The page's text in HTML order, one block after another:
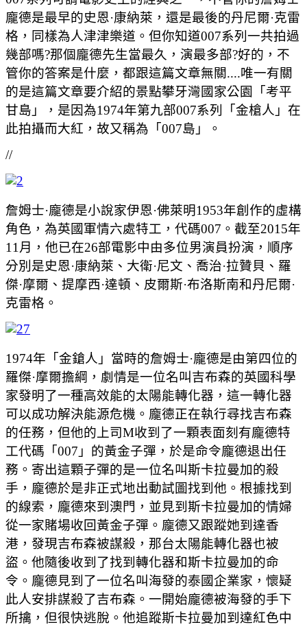
龐德是最早的史恩·康納萊，還是最後的丹尼爾·克雷
格，同樣為人津津樂道。但你知道007系列一共拍過
幾部嗎?那個龐德先生當最久，演最多部?好的，不
管你的答案是什麼，都跟這篇文章無關....唯一有關
的是這篇文章要介紹的景點攀牙灣國家公園「考平
甘島」，是因為1974年第九部007系列「金槍人」在
此拍攝而大紅，故又稱為「007島」。
//
詹姆士·龐德是小說家伊恩·佛萊明1953年創作的虛構
角色，為英國軍情六處特工，代碼007。截至2015年
11月，他已在26部電影中由多位男演員扮演，順序
分別是史恩·康納萊、大衛·尼文、喬治·拉贊貝、羅
傑·摩爾、提摩西·達頓、皮爾斯·布洛斯南和丹尼爾·
克雷格。
1974年「金鎗人」當時的詹姆士·龐德是由第四位的
羅傑·摩爾擔綱，劇情是一位名叫吉布森的英國科學
家發明了一種高效能的太陽能轉化器，這一轉化器
可以成功解決能源危機。龐德正在執行尋找吉布森
的任務，但他的上司M收到了一顆表面刻有龐德特
工代碼「007」的黃金子彈，於是命令龐德退出任
務。寄出這顆子彈的是一位名叫斯卡拉曼加的殺
手，龐德於是非正式地出動試圖找到他。根據找到
的線索，龐德來到澳門，並見到斯卡拉曼加的情婦
從一家賭場收回黃金子彈。龐德又跟蹤她到達香
港，發現吉布森被謀殺，那台太陽能轉化器也被
盜。他隨後收到了找到轉化器和斯卡拉曼加的命
令。龐德見到了一位名叫海發的泰國企業家，懷疑
此人安排謀殺了吉布森。一開始龐德被海發的手下
所擒，但很快逃脫。他追蹤斯卡拉曼加到達紅色中